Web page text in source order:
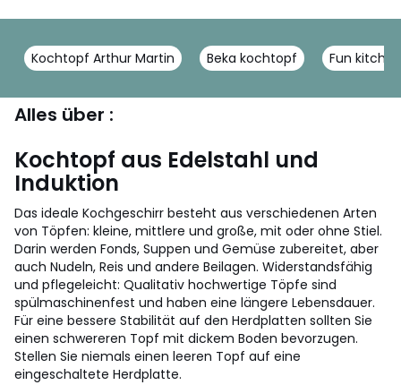
Kochtopf Arthur Martin Beka kochtopf Fun kitchen
Alles über :
Kochtopf aus Edelstahl und
Induktion
Das ideale Kochgeschirr besteht aus verschiedenen Arten
von Töpfen: kleine, mittlere und große, mit oder ohne Stiel.
Darin werden Fonds, Suppen und Gemüse zubereitet, aber
auch Nudeln, Reis und andere Beilagen. Widerstandsfähig
und pflegeleicht: Qualitativ hochwertige Töpfe sind
spülmaschinenfest und haben eine längere Lebensdauer.
Für eine bessere Stabilität auf den Herdplatten sollten Sie
einen schwereren Topf mit dickem Boden bevorzugen.
Stellen Sie niemals einen leeren Topf auf eine
eingeschaltete Herdplatte.